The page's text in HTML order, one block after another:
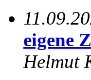
eigene
Helmut